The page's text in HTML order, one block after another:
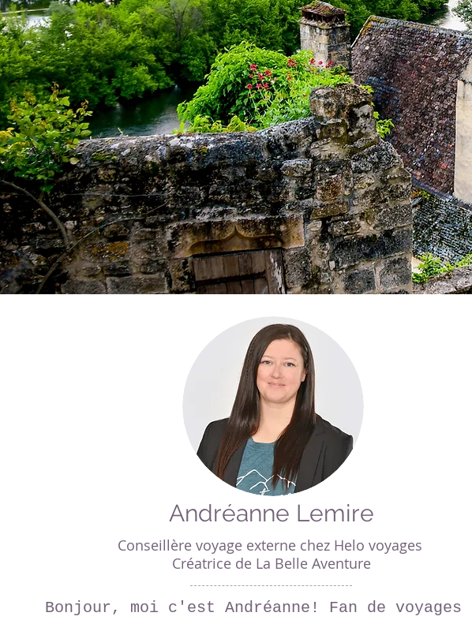
Andréanne Lemire
Conseillère voyage externe chez Helo voyages
Créatrice de La Belle Aventure
Bonjour, moi c'est Andréanne! Fan de voyages